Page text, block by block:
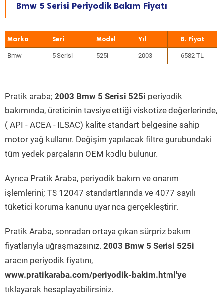
Bmw 5 Serisi Periyodik Bakım Fiyatı
Marka Seri Model Yıl
Bmw 5 Serisi 525i 2003 6582 TL
Pratik araba; 2003 Bmw 5 Serisi 525i periyodik
bakımında, üreticinin tavsiye ettiği viskotize değerlerinde,
( API - ACEA - ILSAC) kalite standart belgesine sahip
motor yağ kullanır. Değişim yapılacak filtre gurubundaki
tüm yedek parçaların OEM kodlu bulunur.
Ayrıca Pratik Araba, periyodik bakım ve onarım
işlemlerini; TS 12047 standartlarında ve 4077 sayılı
tüketici koruma kanunu uyarınca gerçekleştirir.
Pratik Araba, sonradan ortaya çıkan sürpriz bakım
fiyatlarıyla uğraşmazsınız. 2003 Bmw 5 Serisi 525i
aracın periyodik fiyatını,
www.pratikaraba.com/periyodik-bakim.html'ye
tıklayarak hesaplayabilirsiniz.